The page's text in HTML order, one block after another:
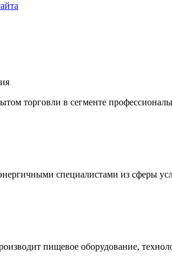
торговли в сегменте
специалистами из сферы
пищевое оборудование,